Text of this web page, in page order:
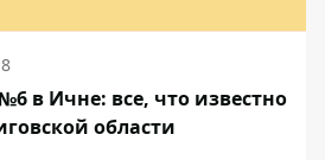
в Ичне: все, что известно
области